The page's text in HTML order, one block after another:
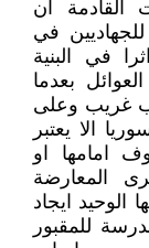
القادمة ان
في
في البنية
بعدما
غريب وعلى
الا يعتبر
امامها او
المعارضة
الوحيد ايجاد
للمقبور